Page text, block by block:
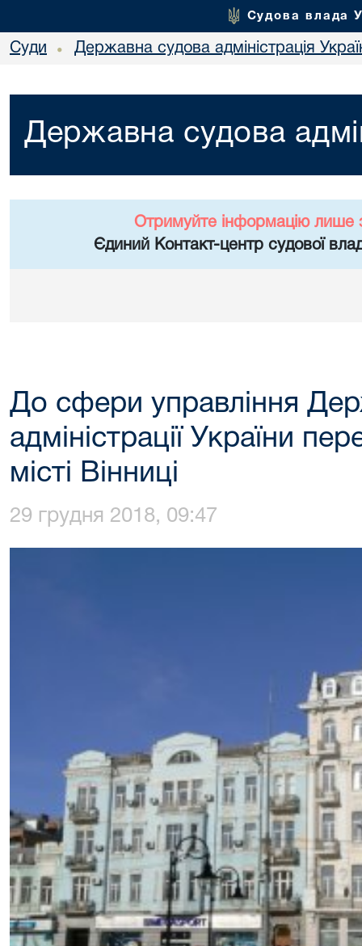
Судова влада
Суди • Державна судова адміністрація
Державна судова
Отримуйте інформацію лише
Єдиний Контакт-центр судової
До сфери управління
адміністрації України
місті Вінниці
29 грудня 2018, 09:47